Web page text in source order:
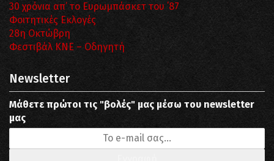
30 χρόνια απ’ το Ευρωμπάσκετ του ΄87
Φοιτητικές Εκλογές
28η Οκτώβρη
Φεστιβάλ ΚΝΕ – Οδηγητή
Newsletter
Μάθετε πρώτοι τις "βολές" μας μέσω του newsletter
μας